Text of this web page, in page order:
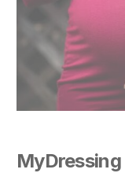
MyDressing